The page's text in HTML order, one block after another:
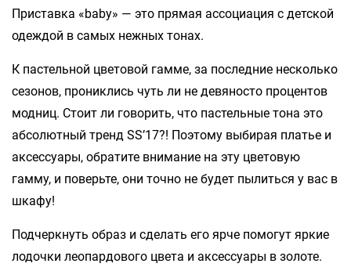
Приставка «baby» — это прямая ассоциация с детской
одеждой в самых нежных тонах.
К пастельной цветовой гамме, за последние несколько
сезонов, прониклись чуть ли не девяносто процентов
модниц. Стоит ли говорить, что пастельные тона это
абсолютный тренд SS’17?! Поэтому выбирая платье и
аксессуары, обратите внимание на эту цветовую
гамму, и поверьте, они точно не будет пылиться у вас в
шкафу!
Подчеркнуть образ и сделать его ярче помогут яркие
лодочки леопардового цвета и аксессуары в золоте.